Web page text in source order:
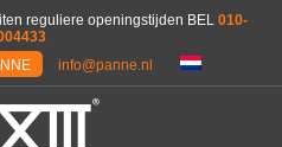
reguliere openingstijden BEL 010-
info@panne.nl